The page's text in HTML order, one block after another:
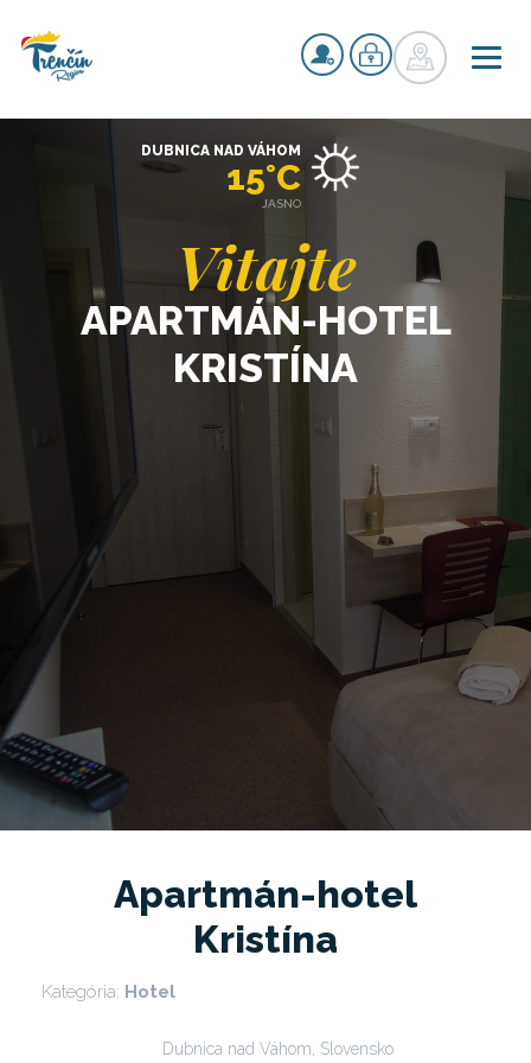
Vitajte
APARTMÁN-HOTEL
KRISTÍNA
DUBNICA NAD VÁHOM
15°C
JASNO
Apartmán-hotel
Kristína
Kategória: Hotel
Dubnica nad Váhom, Slovensko